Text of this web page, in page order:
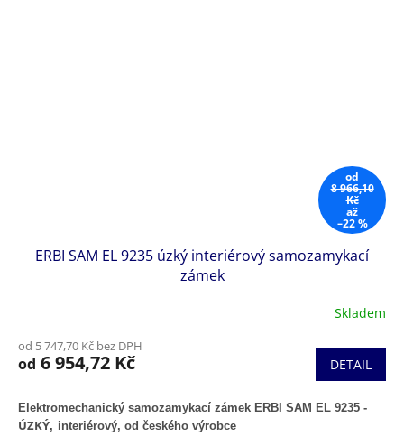
od
8 966,10
Kč
až
–22 %
ERBI SAM EL 9235 úzký interiérový samozamykací
zámek
Skladem
od 5 747,70 Kč bez DPH
od 6 954,72 Kč DETAIL
Elektromechanický samozamykací zámek ERBI SAM EL 9235 -
ÚZKÝ, interiérový, od českého výrobce